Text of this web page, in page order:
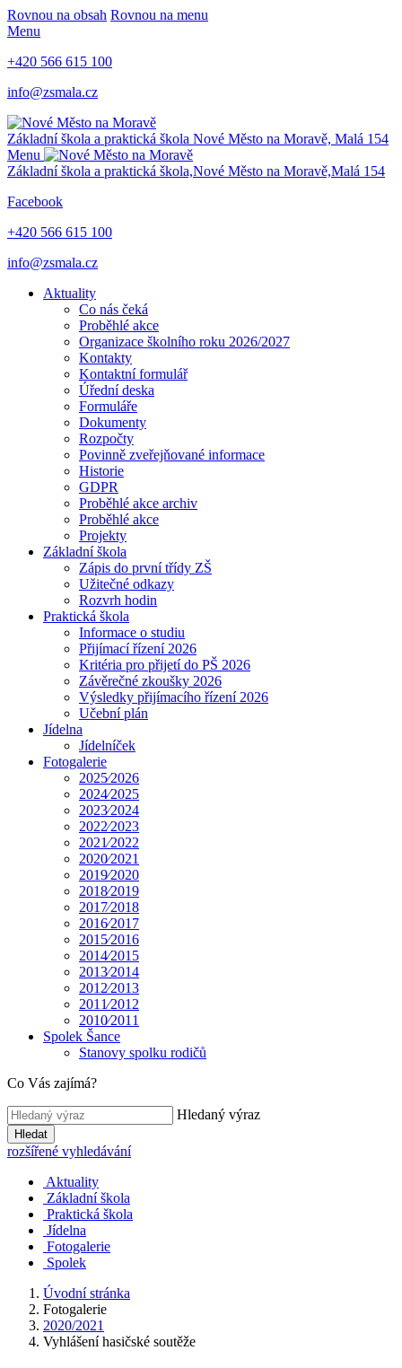
Rovnou na obsah Rovnou na menu
Menu
+420 566 615 100
info@zsmala.cz
Základní škola a praktická škola Nové Město na Moravě, Malá 154
Menu
Základní škola a praktická škola,Nové Město na Moravě,Malá 154
Facebook
+420 566 615 100
info@zsmala.cz
Aktuality
Co nás čeká
Proběhlé akce
Organizace školního roku 2026/2027
Kontakty
Kontaktní formulář
Úřední deska
Formuláře
Dokumenty
Rozpočty
Povinně zveřejňované informace
Historie
GDPR
Proběhlé akce archiv
Proběhlé akce
Projekty
Základní škola
Zápis do první třídy ZŠ
Užitečné odkazy
Rozvrh hodin
Praktická škola
Informace o studiu
Přijímací řízení 2026
Kritéria pro přijetí do PŠ 2026
Závěrečné zkoušky 2026
Výsledky přijímacího řízení 2026
Učební plán
Jídelna
Jídelníček
Fotogalerie
2025⁄2026
2024⁄2025
2023⁄2024
2022⁄2023
2021⁄2022
2020⁄2021
2019⁄2020
2018⁄2019
2017⁄2018
2016⁄2017
2015⁄2016
2014⁄2015
2013⁄2014
2012⁄2013
2011⁄2012
2010⁄2011
Spolek Šance
Stanovy spolku rodičů
Co Vás zajímá?
Hledaný výraz
Hledat
rozšířené vyhledávání
Aktuality
Základní škola
Praktická škola
Jídelna
Fotogalerie
Spolek
Úvodní stránka
Fotogalerie
2020/2021
Vyhlášení hasičské soutěže